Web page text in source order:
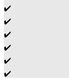
✔️
✔️
✔️
✔️
✔️
✔️